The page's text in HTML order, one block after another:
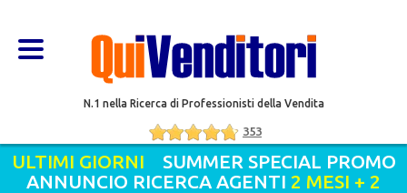
N.1 nella Ricerca di Professionisti della Vendita
353
ULTIMI GIORNI SUMMER SPECIAL PROMO
ANNUNCIO RICERCA AGENTI 2 MESI + 2